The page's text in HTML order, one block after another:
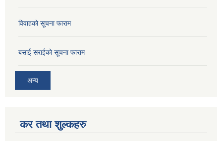
विवाहको सूचना फाराम
बसाई सराईको सूचना फाराम
अन्य
कर तथा शुल्कहरु